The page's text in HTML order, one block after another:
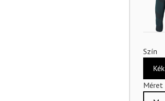
Szín
Kék
Méret